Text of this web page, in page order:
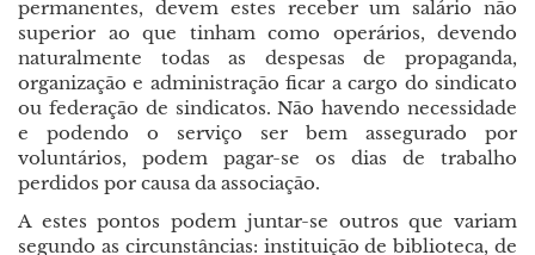
permanentes, devem estes receber um salário não
superior ao que tinham como operários, devendo
naturalmente todas as despesas de propaganda,
organização e administração ficar a cargo do sindicato
ou federação de sindicatos. Não havendo necessidade
e podendo o serviço ser bem assegurado por
voluntários, podem pagar-se os dias de trabalho
perdidos por causa da associação.
A estes pontos podem juntar-se outros que variam
segundo as circunstâncias: instituição de biblioteca, de